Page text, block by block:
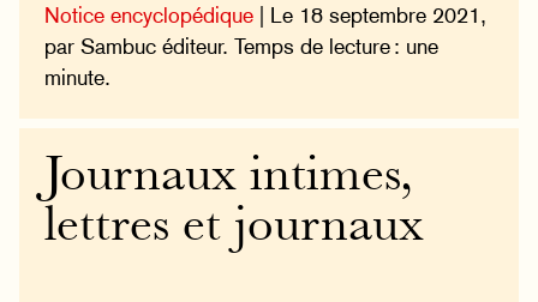
Notice encyclopédique | Le 18 septembre 2021,
par Sambuc éditeur. Temps de lecture : une
minute.
Journaux intimes,
lettres et journaux